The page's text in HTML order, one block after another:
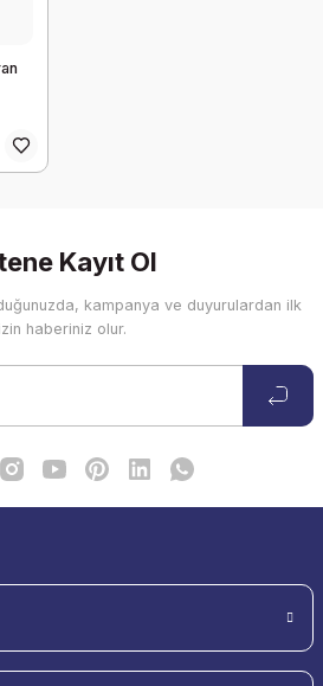
Kayıt Ol
kampanya ve duyurulardan ilk
haberiniz olur.